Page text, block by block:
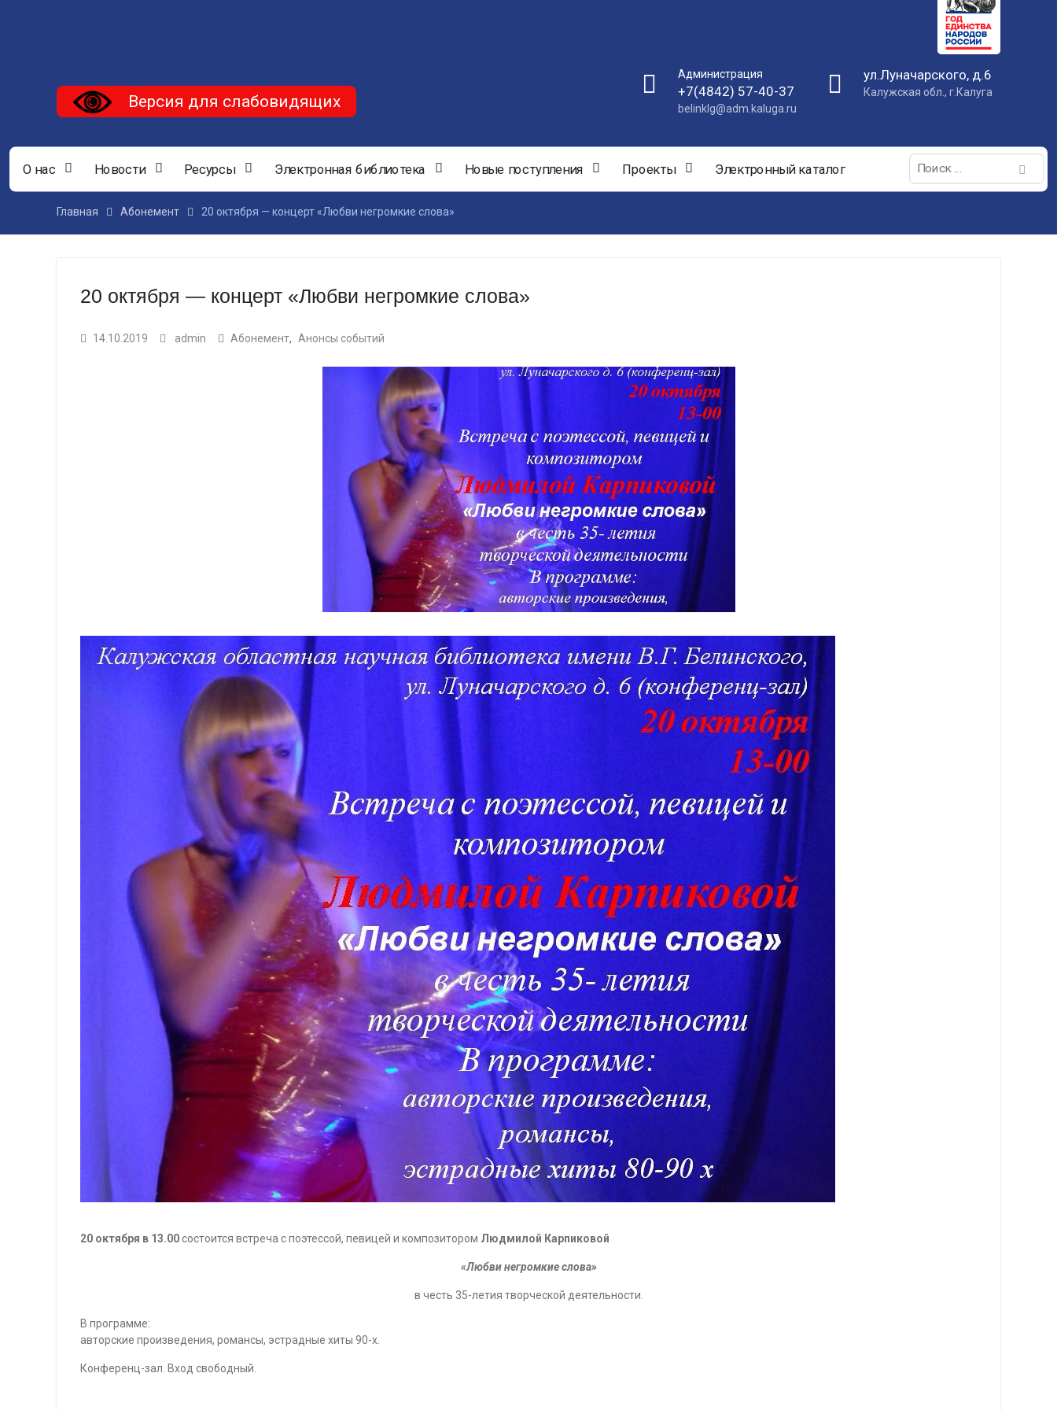
Администрация
+7(4842) 57-40-37
belinklg@adm.kaluga.ru
ул.Луначарского, д.6
Калужская обл., г.Калуга
Версия для слабовидящих
О нас Новости Ресурсы Электронная библиотека Новые поступления Проекты Электронный каталог
Поиск:
Главная Абонемент 20 октября — концерт «Любви негромкие слова»
20 октября — концерт «Любви негромкие слова»
14.10.2019 admin Абонемент, Анонсы событий
20 октября в 13.00состоится встреча с поэтессой, певицей и композитором Людмилой Карпиковой
«Любви негромкие слова»
в честь 35-летия творческой деятельности.
В программе:
авторские произведения, романсы, эстрадные хиты 90-х.
Конференц-зал. Вход свободный.